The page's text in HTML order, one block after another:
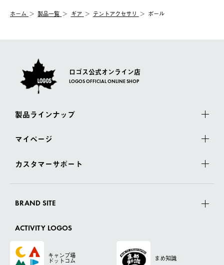
【配送業者】
佐川急便にて配送されます。
一度お手元の商品を返品いただき、ご希望商品を再注文してくだ
ホーム 製品一覧 ギア テントアクセサリ ポール
ロゴス公式オンライン店
LOGOS OFFICIAL ONLINE SHOP
製品ラインナップ
マイページ
カスタマーサポート
BRAND SITE
ACTIVITY LOGOS
キャンプ場
ドットコム まめ知識